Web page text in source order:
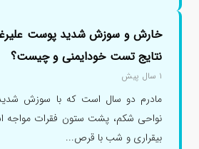
خارش و سوزش شدید پوست
نتایج تست خودایمنی و چیست؟
۱ سال پیش
مادرم دو سال است که با سوزش
نواحی شکم، پشت ستون فقرات مواجه
بیقراری و شب با قرص...